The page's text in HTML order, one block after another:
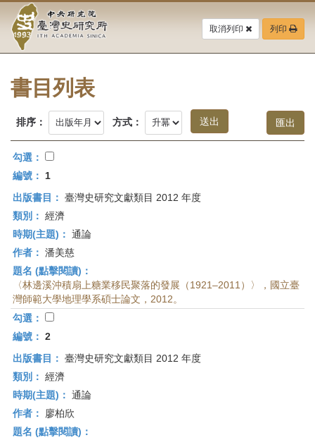
要
中
央
研
究
院-
臺
灣
史
研
究
所-
首
頁
取消列印 列印
書目列表
排序： 方式：
勾選：
編號：
1
出版書目： 臺灣史研究文獻類目 2012 年度
類別： 經濟
時期(主題)： 通論
作者： 潘美慈
題名 (點擊閱讀)：
〈林邊溪沖積扇上糖業移民聚落的發展（1921–2011）〉，國立臺
灣師範大學地理學系碩士論文，2012。
勾選：
編號： 2
出版書目： 臺灣史研究文獻類目 2012 年度
類別： 經濟
時期(主題)： 通論
作者：
廖柏欣
題名 (點擊閱讀)：